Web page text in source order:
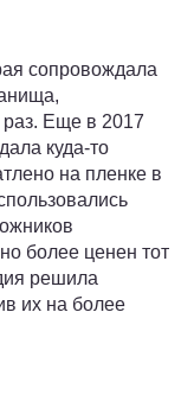
сопровождала
раз. Еще в 2017
куда-то
на пленке в
более ценен тот
решила
их на более